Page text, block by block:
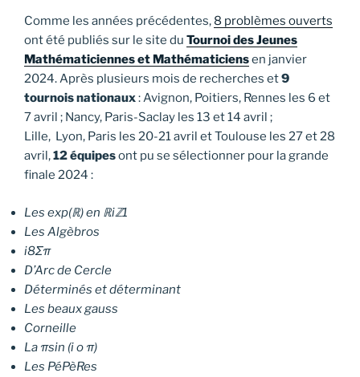
Comme les années précédentes, 8 problèmes ouverts
ont été publiés sur le site du Tournoi des Jeunes
Mathématiciennes et Mathématiciensen janvier
2024. Après plusieurs mois de recherches et9
tournois nationaux: Avignon, Poitiers, Rennes les 6 et
7 avril ; Nancy, Paris-Saclay les 13 et 14 avril ;
Lille, Lyon, Paris les 20-21 avril et Toulouse les 27 et 28
avril,12 équipesont pu se sélectionner pour la grande
finale 2024 :
Les exp(ℝ) en ℝiℤ1
Les Algèbros
i8Σπ
D’Arc de Cercle
Déterminés et déterminant
Les beaux gauss
Corneille
La πsin (i o π)
Les PéPèRes